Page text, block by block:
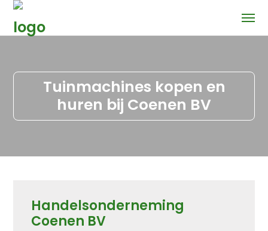
Tuinmachines kopen en
huren bij Coenen BV
Handelsonderneming
Coenen BV